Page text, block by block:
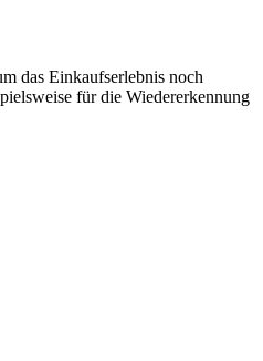
das Einkaufserlebnis noch
für die Wiedererkennung